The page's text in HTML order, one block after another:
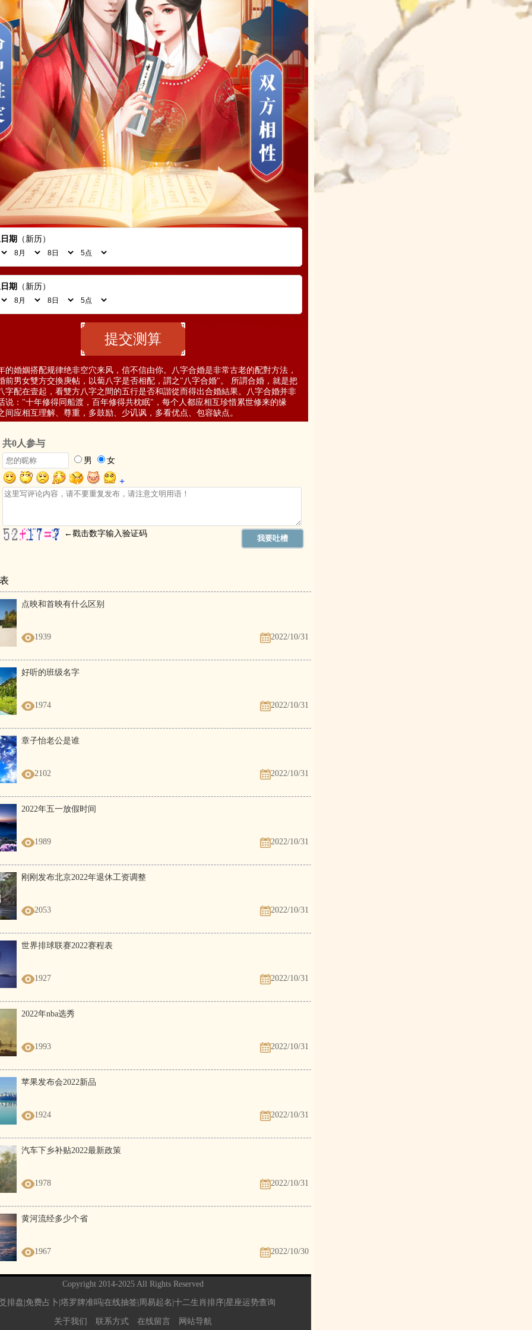
期 （ 新历 ）
期 （ 新历 ）
的婚姻搭配规律绝非空穴来风，信不信由你。八字合婚是非常古老的配對方法，
前男女雙方交換庚帖，以蔔八字是否相配，謂之"八字合婚"。 所謂合婚，就是把
字配在壹起，看雙方八字之間的五行是否和諧從而得出合婚結果。八字合婚并非
说："十年修得同船渡，百年修得共枕眠"，每个人都应相互珍惜累世修来的缘
间应相互理解、尊重，多鼓励、少讥讽，多看优点、包容缺点。
点映和首映有什么区别
1939 2022/10/31
好听的班级名字
1974 2022/10/31
章子怡老公是谁
2102 2022/10/31
2022年五一放假时间
1989 2022/10/31
刚刚发布北京2022年退休工资调整
2053 2022/10/31
世界排球联赛2022赛程表
1927 2022/10/31
2022年nba选秀
1993 2022/10/31
苹果发布会2022新品
1924 2022/10/31
汽车下乡补贴2022最新政策
1978 2022/10/31
黄河流经多少个省
1967 2022/10/30
Copyright 2014-2025 All Rights Reserved
排盘|免费占卜|塔罗牌准吗|在线抽签|周易起名|十二生肖排序|星座运势查询
关于我们 联系方式 在线留言 网站导航